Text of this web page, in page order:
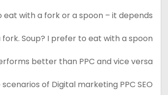
eat with a fork or a spoon – it depends.
Soup? I prefer to eat with a spoon.
better than PPC and vice versa.
of Digital marketing PPC SEO.